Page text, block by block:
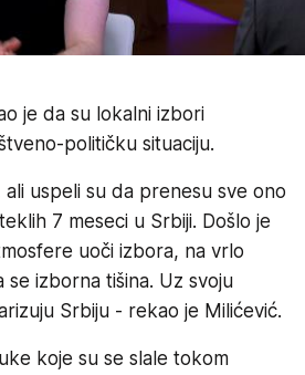
je da su lokalni izbori
političku situaciju.
uspeli su da prenesu sve ono
7 meseci u Srbiji. Došlo je
uoči izbora, na vrlo
izborna tišina. Uz svoju
Srbiju - rekao je Milićević.
koje su se slale tokom